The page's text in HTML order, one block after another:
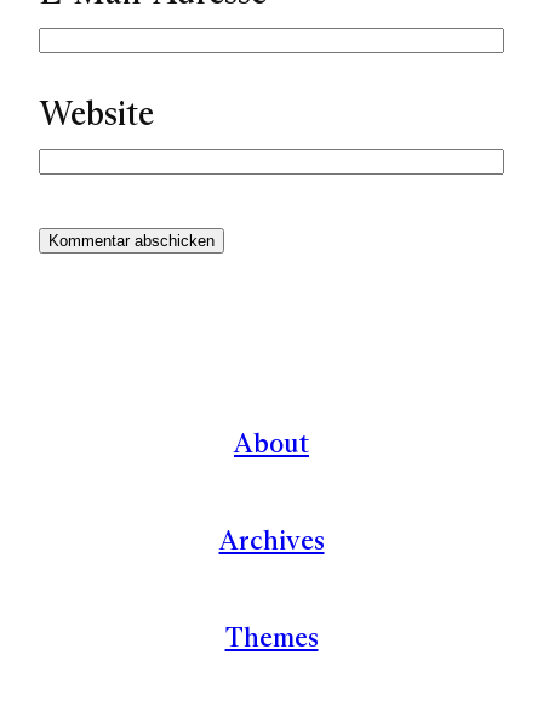
Website
About
Archives
Themes